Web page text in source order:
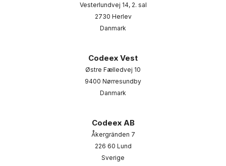
Vesterlundvej 14, 2. sal
2730 Herlev
Danmark
Codeex Vest
Østre Fælledvej 10
9400 Nørresundby
Danmark
Codeex AB
Åkergränden 7
226 60 Lund
Sverige